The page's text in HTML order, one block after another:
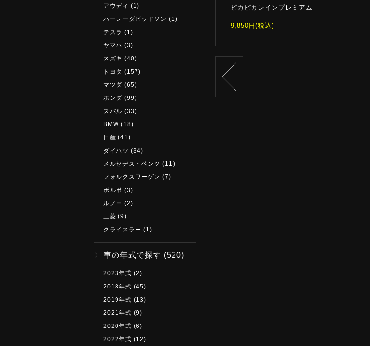
ピカピカレインプレミアム
9,850円(税込)
アウディ (1)
ハーレーダビッドソン (1)
テスラ (1)
ヤマハ (3)
スズキ (40)
トヨタ (157)
マツダ (65)
ホンダ (99)
スバル (33)
BMW (18)
日産 (41)
ダイハツ (34)
メルセデス・ベンツ (11)
フォルクスワーゲン (7)
ボルボ (3)
ルノー (2)
三菱 (9)
クライスラー (1)
車の年式で探す (520)
2023年式 (2)
2018年式 (45)
2019年式 (13)
2021年式 (9)
2020年式 (6)
2022年式 (12)